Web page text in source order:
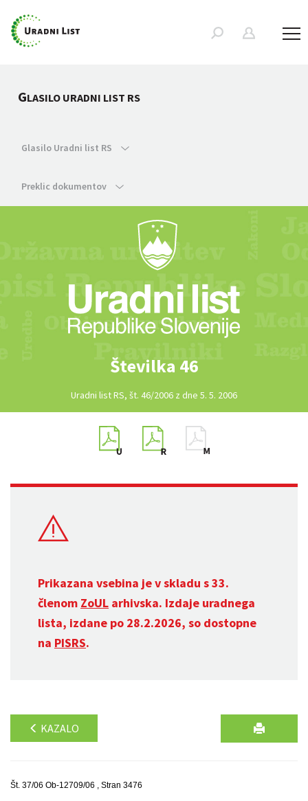
GLASILO URADNI LIST RS
Glasilo Uradni list RS
Preklic dokumentov
Številka 46
Uradni list RS, št. 46/2006 z dne 5. 5. 2006
Prikazana vsebina je v skladu s 33.
členom ZoUL arhivska. Izdaje uradnega
lista, izdane po 28.2.2026, so dostopne
na PISRS.
KAZALO
Št. 37/06 Ob-12709/06 , Stran 3476